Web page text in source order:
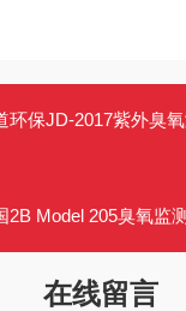
保JD-2017紫外臭氧测定仪紫外光
Model 205臭氧监测仪 紫外吸收
在线留言